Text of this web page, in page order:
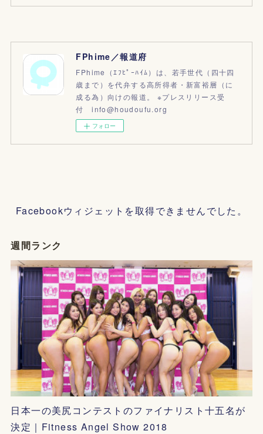
FPhime／報道府
FPhime（ｴﾌﾋﾟｰﾊｲﾑ）は、若手世代（四十四
歳まで）を代弁する高所得者・新富裕層（に
成る為）向けの報道。 ※プレスリリース受
付 info@houdoufu.org
フォロー
Facebookウィジェットを取得できませんでした。
週間ランク
日本一の美尻コンテストのファイナリスト十五名が
決定｜Fitness Angel Show 2018